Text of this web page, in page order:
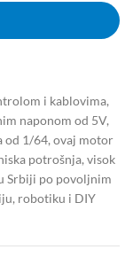
i kablovima,
naponom od 5V,
od 1/64, ovaj motor
potrošnja, visok
Srbiji po povoljnim
robotiku i DIY